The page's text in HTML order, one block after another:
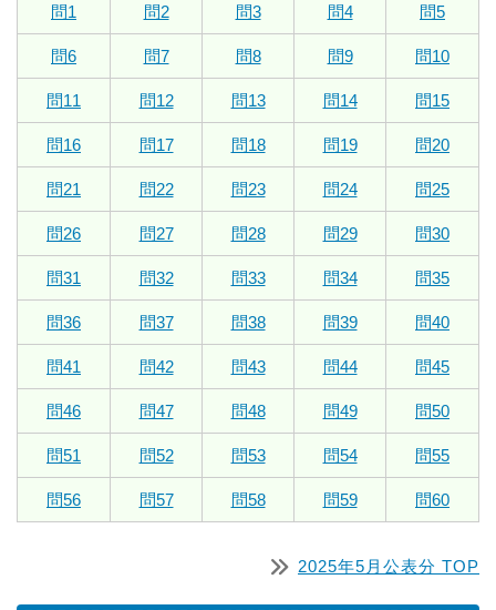
問1
問2 問3 問4 問5
問6 問7 問8 問9 問10
問11 問12 問13 問14 問15
問16 問17 問18 問19 問20
問21 問22 問23 問24 問25
問26 問27 問28 問29 問30
問31 問32 問33 問34 問35
問36 問37 問38 問39 問40
問41 問42 問43 問44 問45
問46 問47 問48 問49 問50
問51 問52 問53 問54 問55
問56 問57 問58 問59 問60
2025年5月公表分 TOP